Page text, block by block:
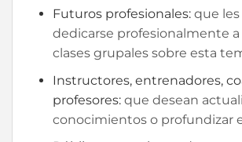
Futuros profesionales: que
dedicarse profesionalmente
clases grupales sobre esta
Instructores, entrenadores,
profesores: que desean
conocimientos o profundizar